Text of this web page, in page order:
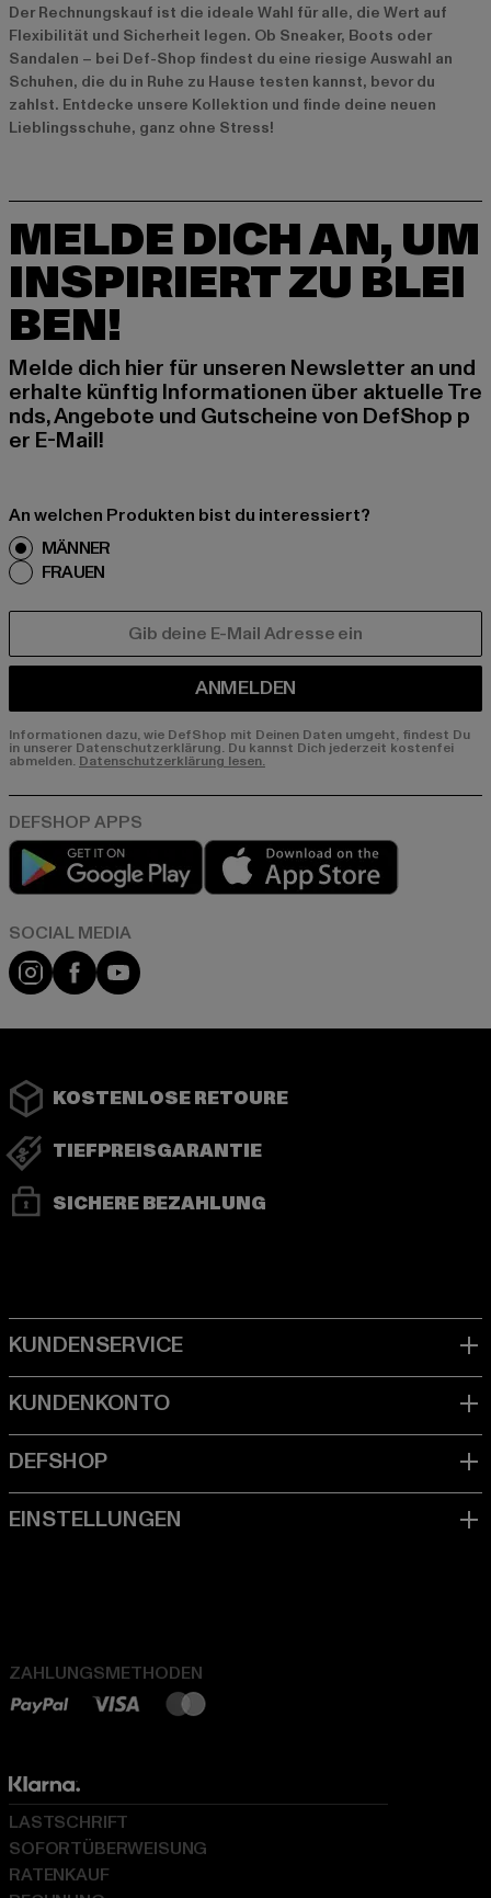
Der Rechnungskauf ist die ideale Wahl für alle, die Wert auf
Flexibilität und Sicherheit legen. Ob Sneaker, Boots oder
Sandalen – bei Def-Shop findest du eine riesige Auswahl an
Schuhen, die du in Ruhe zu Hause testen kannst, bevor du
zahlst. Entdecke unsere Kollektion und finde deine neuen
Lieblingsschuhe, ganz ohne Stress!
MELDE DICH AN, UM
INSPIRIERT ZU BLEI
BEN!
Melde dich hier für unseren Newsletter an und
erhalte künftig Informationen über aktuelle Tre
nds, Angebote und Gutscheine von DefShop p
er E-Mail!
An welchen Produkten bist du interessiert?
MÄNNER
FRAUEN
ANMELDEN
Informationen dazu, wie DefShop mit Deinen Daten umgeht, findest Du
in unserer Datenschutzerklärung. Du kannst Dich jederzeit kostenfei
abmelden. Datenschutzerklärung lesen.
Play market
Instagram
FacebookYouTube
KOSTENLOSE RETOURE
TIEFPREISGARANTIE
SICHERE BEZAHLUNG
ZAHLUNGSMETHODEN
LASTSCHRIFT
SOFORTÜBERWEISUNG
RATENKAUF